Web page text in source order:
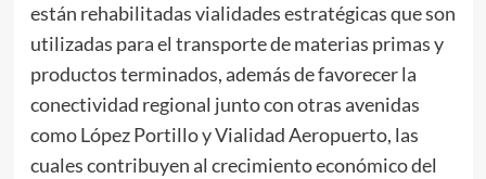
están rehabilitadas vialidades estratégicas que son
utilizadas para el transporte de materias primas y
productos terminados, además de favorecer la
conectividad regional junto con otras avenidas
como López Portillo y Vialidad Aeropuerto, las
cuales contribuyen al crecimiento económico del